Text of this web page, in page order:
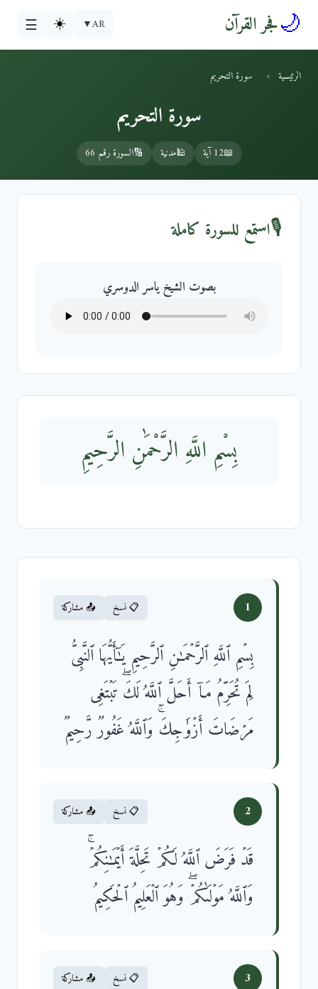
🌙فجر القرآن AR
▼
☀️
☰
الرئيسية › سورة التحريم
سورة التحريم
📖12 آية 🕌مدنية 🔢السورة رقم 66
🎙️استمع للسورة كاملة
بصوت الشيخ ياسر الدوسري
بِسْمِ اللَّهِ الرَّحْمَٰنِ الرَّحِيمِ
1 📋 نسخ 📤 مشاركة
بِسۡمِ ٱللَّهِ ٱلرَّحۡمَـٰنِ ٱلرَّحِیمِ یَـٰۤأَیُّهَا ٱلنَّبِیُّ
لِمَ تُحَرِّمُ مَاۤ أَحَلَّ ٱللَّهُ لَكَۖ تَبۡتَغِی
مَرۡضَاتَ أَزۡوَ ٰ⁠جِكَۚ وَٱللَّهُ غَفُورࣱ رَّحِیمࣱ
2 📋 نسخ 📤 مشاركة
قَدۡ فَرَضَ ٱللَّهُ لَكُمۡ تَحِلَّةَ أَیۡمَـٰنِكُمۡۚ
وَٱللَّهُ مَوۡلَىٰكُمۡۖ وَهُوَ ٱلۡعَلِیمُ ٱلۡحَكِیمُ
3 📋 نسخ 📤 مشاركة